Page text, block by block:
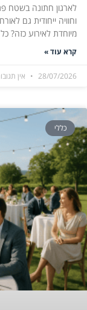
לארגון חתונה בשטח
וחוויה ייחודית גם
מיוחדת לאירוע כזה?
קרא עוד »
28/07/2026 אין
כללי